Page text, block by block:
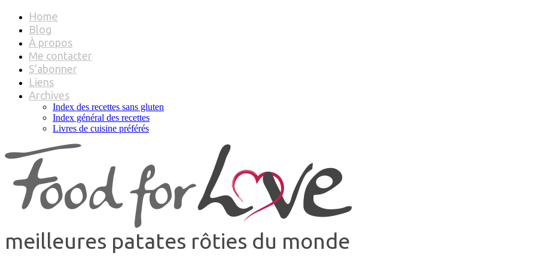
Home
Blog
À propos
Me contacter
S’abonner
Liens
Archives
Index des recettes sans gluten
Index général des recettes
Livres de cuisine préférés
meilleures patates rôties du monde